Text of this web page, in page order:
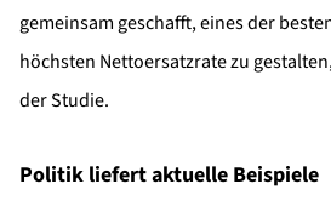
gemeinsam geschafft, eines der
höchsten Nettoersatzrate zu
der Studie.
Politik liefert aktuelle Beispiele